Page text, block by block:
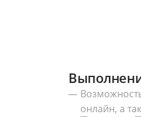
онлайн, а